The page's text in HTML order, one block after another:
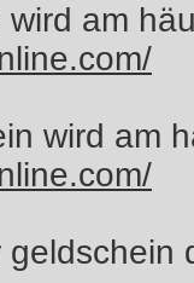
am
wird am